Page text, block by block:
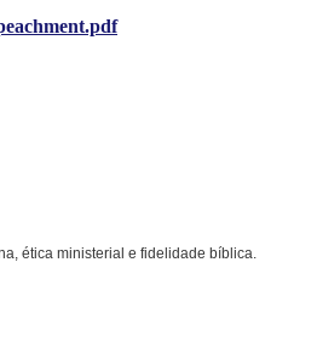
ética ministerial e fidelidade bíblica.